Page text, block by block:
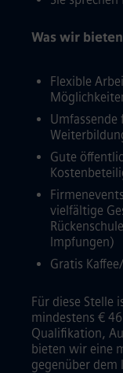
Was wir bieten
Flexible
Umfassende
Gute
vielfältige
Impfungen)
Gratis
Für diese Stelle
mindestens €
Qualifikation,
bieten wir eine
gegenüber dem